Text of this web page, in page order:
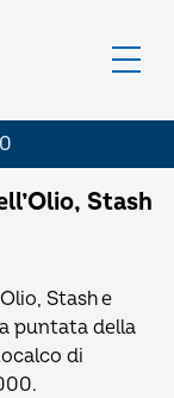
Stash
Stash e
puntata della
di